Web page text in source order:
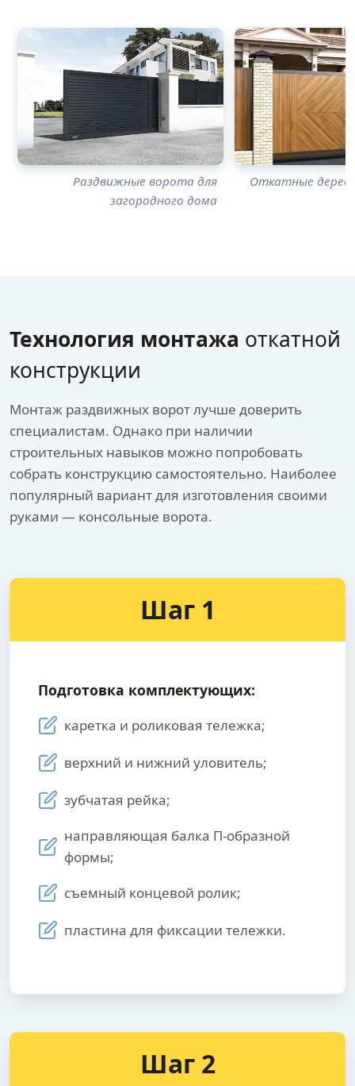
Раздвижные ворота для
загородного дома
Откатные
Технология монтажа откатной
конструкции
Монтаж раздвижных ворот лучше доверить
специалистам. Однако при наличии
строительных навыков можно попробовать
собрать конструкцию самостоятельно. Наиболее
популярный вариант для изготовления своими
руками — консольные ворота.
Шаг 1
Подготовка комплектующих:
каретка и роликовая тележка;
верхний и нижний уловитель;
зубчатая рейка;
направляющая балка П-образной
формы;
съемный концевой ролик;
пластина для фиксации тележки.
Шаг 2